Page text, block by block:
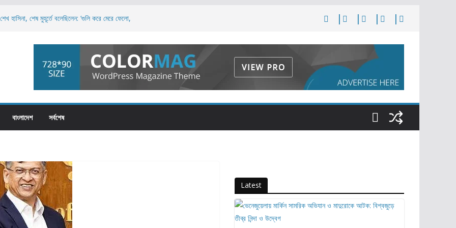
হাসিনা, শেষ মুহূর্তে বলেছিলেন: ‘গুলি করে মেরে ফেলো,
আধিপত্য বিস্তারের চেষ্টা চলছে: নাহিদ ইসলাম
তাসনিম জারা: ‘জনগণের সেবক হিসেবে দায়িত্বশীল
বাংলাদেশ সর্বশেষ
Latest